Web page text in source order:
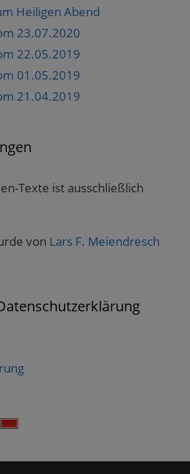
Heiligen Abend
23.07.2020
22.05.2019
01.05.2019
21.04.2019
Texte ist ausschließlich
von Lars F. Meiendresch